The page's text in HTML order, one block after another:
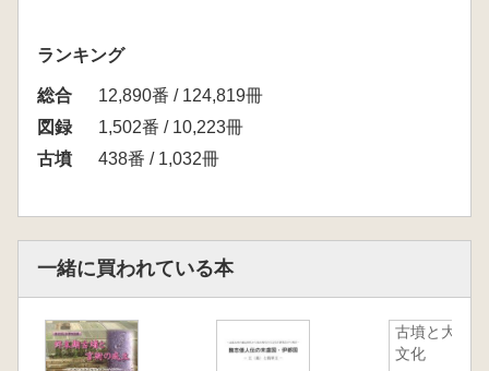
ランキング
総合
12,890番 / 124,819冊
図録
1,502番 / 10,223冊
古墳
438番 / 1,032冊
一緒に買われている本
古墳と大陸
文化